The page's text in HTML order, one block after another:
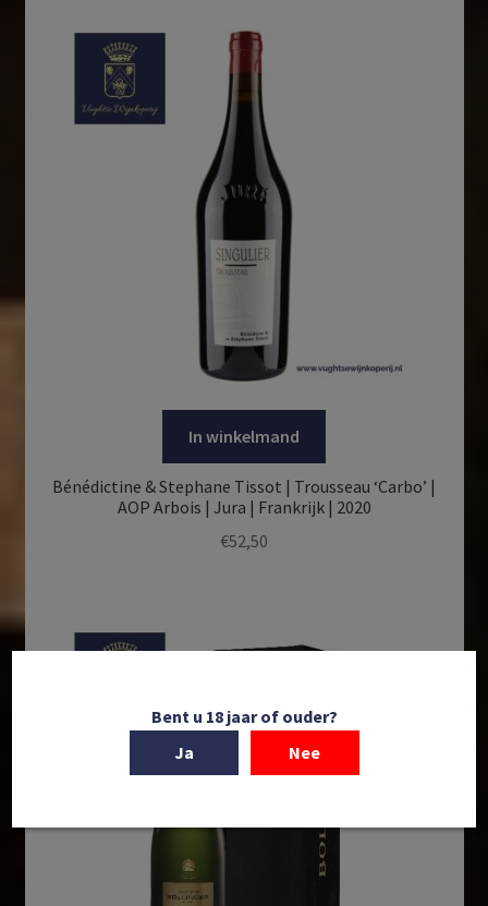
In winkelmand
Bénédictine & Stephane Tissot | Trousseau ‘Carbo’ |
AOP Arbois | Jura | Frankrijk | 2020
€52,50
Bent u 18 jaar of ouder?
Ja
Nee